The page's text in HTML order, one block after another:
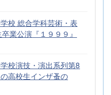
校 総合学科芸術・表
業公演『１９９９』
校演技・演出系列第8
高校生インザ蚤の